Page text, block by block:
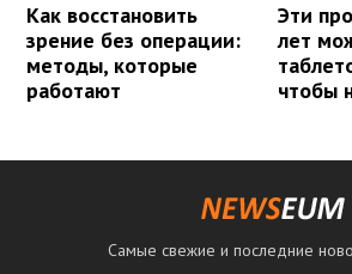
Как восстановить
зрение без операции:
методы, которые
работают
Эти
лет
чтобы
Самые свежие и последние